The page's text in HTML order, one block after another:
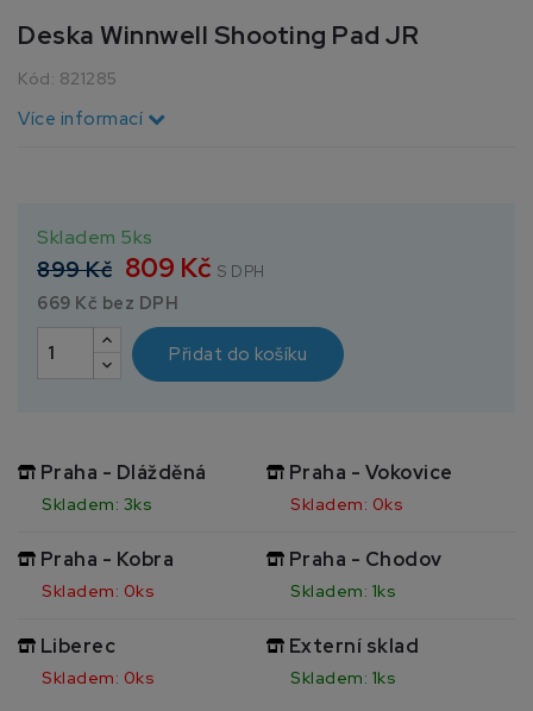
Deska Winnwell Shooting Pad JR
Kód: 821285
Více informací
Skladem 5ks
899 Kč 809 Kč S DPH
669 Kč bez DPH
Přidat do košíku
Praha - Dlážděná
Skladem: 3ks
Praha - Vokovice
Skladem: 0ks
Praha - Kobra
Skladem: 0ks
Praha - Chodov
Skladem: 1ks
Liberec
Skladem: 0ks
Externí sklad
Skladem: 1ks